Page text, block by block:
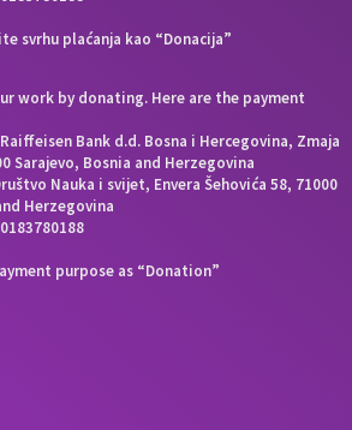
svrhu plaćanja kao “Donacija”
work by donating. Here are the payment
Bank d.d. Bosna i Hercegovina, Zmaja
Sarajevo, Bosnia and Herzegovina
Nauka i svijet, Envera Šehovića 58, 71000
Herzegovina
purpose as “Donation”